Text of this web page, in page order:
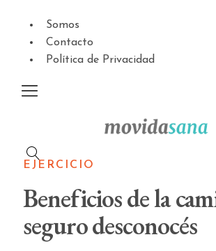
Somos
Contacto
Política de Privacidad
EJERCICIO
Beneficios de la
seguro desconocés